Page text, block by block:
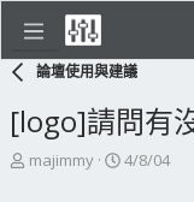
論壇使用與建議
[logo]請問有
主
majimmy
開
4/8/04